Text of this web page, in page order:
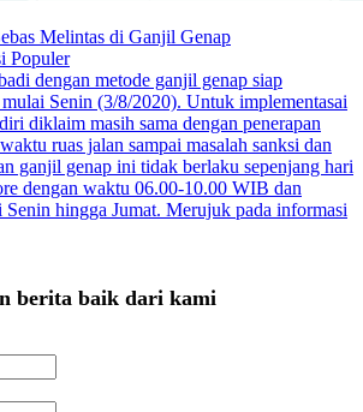
Melintas di Ganjil Genap
Populer
dengan metode ganjil genap siap
Senin (3/8/2020). Untuk implementasai
diklaim masih sama dengan penerapan
ruas jalan sampai masalah sanksi dan
ganjil genap ini tidak berlaku sepenjang hari
dengan waktu 06.00-10.00 WIB dan
hingga Jumat. Merujuk pada informasi
berita baik dari kami